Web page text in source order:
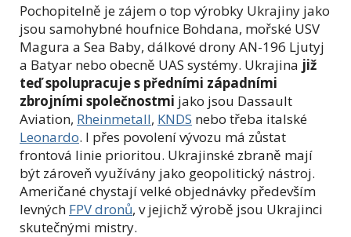
Pochopitelně je zájem o top výrobky Ukrajiny jako
jsou samohybné houfnice Bohdana, mořské USV
Magura a Sea Baby, dálkové drony AN-196 Ljutyj
a Batyar nebo obecně UAS systémy. Ukrajina již
teď spolupracuje s předními západními
zbrojními společnostmi jako jsou Dassault
Aviation, Rheinmetall, KNDS nebo třeba italské
Leonardo. I přes povolení vývozu má zůstat
frontová linie prioritou. Ukrajinské zbraně mají
být zároveň využívány jako geopolitický nástroj.
Američané chystají velké objednávky především
levných FPV dronů, v jejichž výrobě jsou Ukrajinci
skutečnými mistry.